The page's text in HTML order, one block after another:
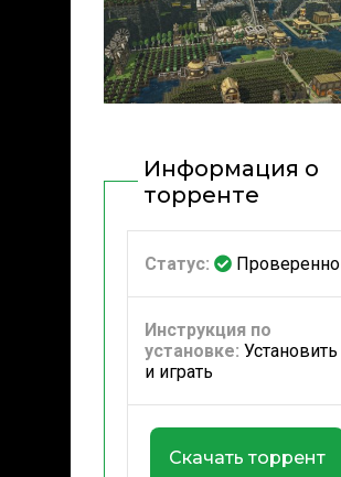
Информация о
торренте
Статус: Проверенно
Инструкция по
установке: Установить
и играть
Скачать торрент